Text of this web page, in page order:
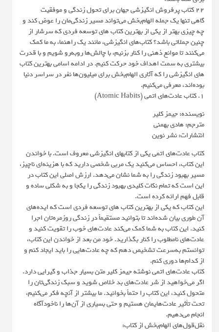
22 کتاب پرفروش انگیزشی جهان برای تحول زندگی و موفقیت
گاهی تنها یک جمله الهام‌بخش می‌تواند مسیر زندگی‌مان را عوض کند و
چه چیزی بهتر از یکی از بهترین کتاب های توسعه فردی که سرشار از
چنین جملاتی باشد؟ کتاب‌های انگیزشی، مانند یک راهنما، به ما کمک
می‌کنند تا موانع ذهنی را کنار بزنیم، با چالش‌ها روبه‌رو شویم و با قدرت
بیشتری به سمت اهداف خود حرکت کنیم. در ادامه اسامی بهترین کتاب
های انگیزشی را که آثاری الهام‌بخش برای میلیون‌ها نفر در سراسر دنیا
بوده‌اند، معرفی می‌کنیم.
1. کتاب عادت‌های اتمی (Atomic Habits)
نویسنده: جیمز کلیر
مترجم: هادی بهمنی
انتشارات: نشر نوین
کتاب عادت‌های اتمی یکی از کتابهای انگیزشی معروف است. با خواندن
این کتاب، احساس می‌کنید یک مربی شخصی دارید که با هزینه‌ای ناچیز،
مسیر بهبود زندگی را به شما نشان می‌دهد. ارزش اصلی این کتاب در
این است که تمام نکات کلیدی بهبود زندگی را یکجا و به شکلی ساده و
قابل فهم ارائه کرده است.
این کتاب که یکی از بهترین کتاب های توسعه فردی است که ایده‌های
آن طوری بیان شده‌اند تا بتوانید مستقیماً در زندگی روزمره‌تان اجرا
کنید. این کتاب به شما کمک می‌کند عادت‌های خوب را تقویت کنید و
عادت‌های نامطلوب را کنار بگذارید. خود من بعد از خواندن این کتاب،
توانستم به‌سرعت تشخیص دهم که چه عادت‌هایی را باید ایجاد کنم و
از کدام‌ها دوری کنم.
کتاب عادت‌های اتمی نوشته جیمز کلیر متن بسیار جذاب و گیرایی دارد.
اگر می‌خواهید از شر عادت‌های بد خلاص شوید و سبک زندگی‌تان را
متحول کنید، این کتاب را حتماً بخوانید. ما بیشتر از آنچه فکر می‌کنیم،
تحت تأثیر عادت‌هایمان هستیم و حتی بسیاری از آن‌ها را ناخودآگاه
انجام می‌دهیم.
نقل‌قول‌های الهام‌بخش از کتاب: